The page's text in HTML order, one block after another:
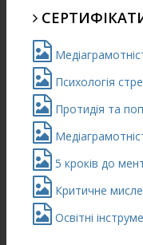
Психологія
Протидія та
5 кроків до
Критичне
Освітні